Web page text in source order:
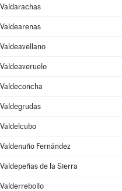
Valdarachas
Valdearenas
Valdeavellano
Valdeaveruelo
Valdeconcha
Valdegrudas
Valdelcubo
Valdenuño Fernández
Valdepeñas de la Sierra
Valderrebollo